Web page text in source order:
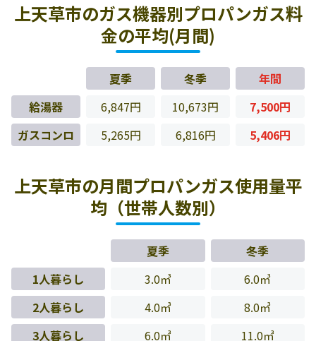
上天草市のガス機器別プロパンガス料
金の平均(月間)
夏季 冬季
年間
給湯器
6,847円 10,673円
7,500円
ガスコンロ
5,265円 6,816円 5,406円
上天草市の月間プロパンガス使用量平
均（世帯人数別）
夏季
冬季
1人暮らし
3.0㎥
6.0㎥
2人暮らし
4.0㎥
8.0㎥
3人暮らし
6.0㎥
11.0㎥